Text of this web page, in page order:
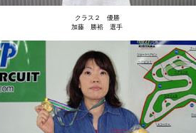
クラス２ 優勝
加藤 勝裕 選手